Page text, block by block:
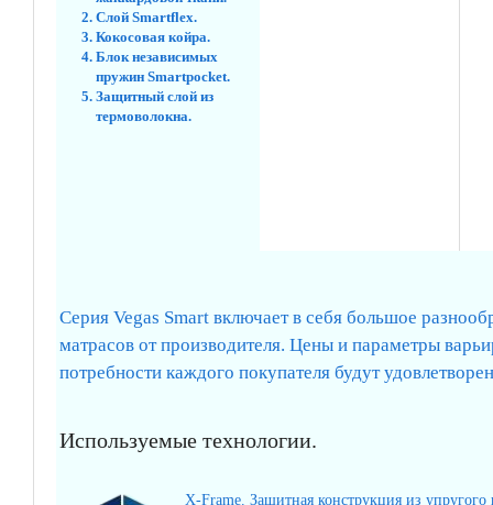
Слой Smartflex.
Кокосовая койра.
Блок независимых
пружин Smartpocket.
Защитный слой из
термоволокна.
Серия Vegas Smart включает в себя большое
матрасов от производителя. Цены и параметры
потребности каждого покупателя будут
Используемые технологии.
X-Frame. Защитная конструкция из упругого